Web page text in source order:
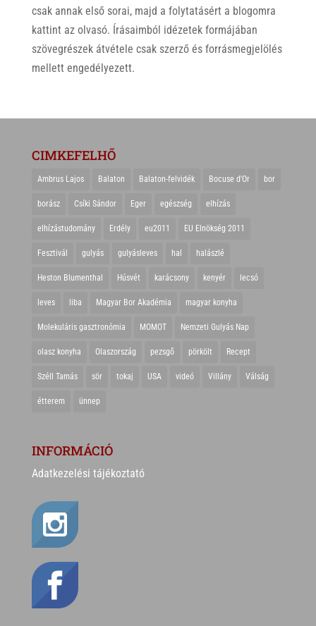
csak annak első sorai, majd a folytatásért a blogomra
kattint az olvasó. Írásaimból idézetek formájában
szövegrészek átvétele csak szerző és forrásmegjelölés
mellett engedélyezett.
CIMKEFELHŐ
Ambrus Lajos Balaton Balaton-felvidék Bocuse d'Or bor
borász Csíki Sándor Eger egészség elhízás
elhízástudomány Erdély eu2011 EU Elnökség 2011
Fesztivál gulyás gulyásleves hal halászlé
Heston Blumenthal Húsvét karácsony kenyér lecsó
leves liba Magyar Bor Akadémia magyar konyha
Molekuláris gasztronómia MOMOT Nemzeti Gulyás Nap
olasz konyha Olaszország pezsgő pörkölt Recept
Széll Tamás sör tokaj USA videó Villány Válság
étterem ünnep
INFORMÁCIÓ
Adatkezelési tájékoztató